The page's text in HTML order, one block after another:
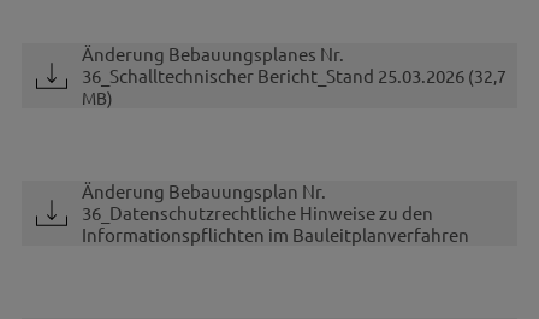
Änderung Bebauungsplanes Nr.
36_Schalltechnischer Bericht_Stand 25.03.2026 (32,7
MB)
Änderung Bebauungsplan Nr.
36_Datenschutzrechtliche Hinweise zu den
Informationspflichten im Bauleitplanverfahren